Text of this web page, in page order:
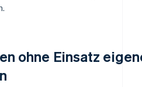
ohne Einsatz